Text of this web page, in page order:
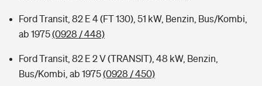
Ford Transit, 82 E 4 (FT 130), 51 kW, Benzin, Bus/Kombi,
ab 1975(0928 / 448)
Ford Transit, 82 E 2 V (TRANSIT), 48 kW, Benzin,
Bus/Kombi, ab 1975(0928 / 450)